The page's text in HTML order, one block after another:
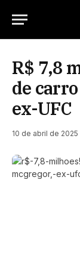
R$ 7,8
de
ex-UFC
10 de abril de 2025